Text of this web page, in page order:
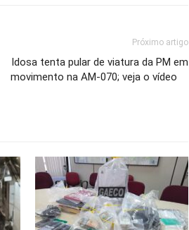
Próximo artigo
Idosa tenta pular de viatura da PM em
movimento na AM-070; veja o vídeo